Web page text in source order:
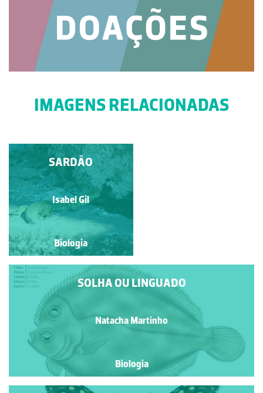
IMAGENS RELACIONADAS
PALOMENA PRASINA
Manuela Lopes
Biologia
SOLHA OU LINGUADO
Natacha Martinho
Biologia
SARDÃO
Isabel Gil
Biologia